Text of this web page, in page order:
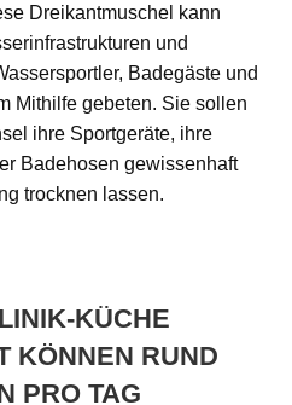
Dreikantmuschel kann
und
Badegäste und
Mithilfe gebeten. Sie sollen
ihre Sportgeräte, ihre
Badehosen gewissenhaft
trocknen lassen.
KÜCHE
KÖNNEN RUND
PRO TAG